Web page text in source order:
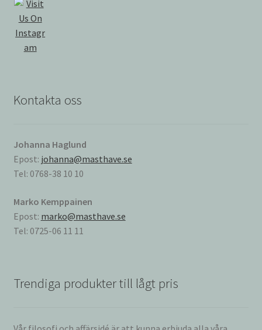
Kontakta oss
Johanna Haglund
Epost: johanna@masthave.se
Tel: 0768-38 10 10
Marko Kemppainen
Epost: marko@masthave.se
Tel: 0725-06 11 11
Trendiga produkter till lågt pris